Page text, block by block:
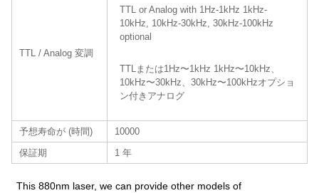
TTL / Analog 変調
TTL or Analog with 1Hz-1kHz 1kHz-
10kHz, 10kHz-30kHz, 30kHz-100kHz
optional
TTLまたは1Hz〜1kHz 1kHz〜10kHz、
10kHz〜30kHz、30kHz〜100kHzオプショ
ン付きアナログ
予想寿命が (時間)
10000
保証期
1 年
This 880nm laser, we can provide other models of